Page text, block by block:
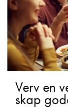
​Verv en
skap